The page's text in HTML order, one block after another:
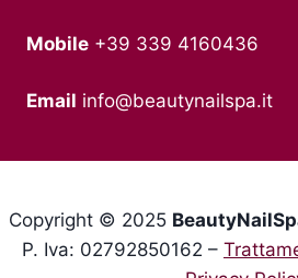
Mobile +39 339 4160436
Email info@beautynailspa.it
Copyright © 2025
P. Iva: 02792850162 –